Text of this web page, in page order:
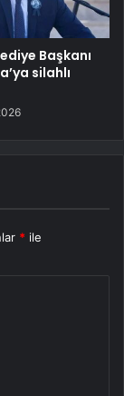
Başkanı
silahlı
* ile